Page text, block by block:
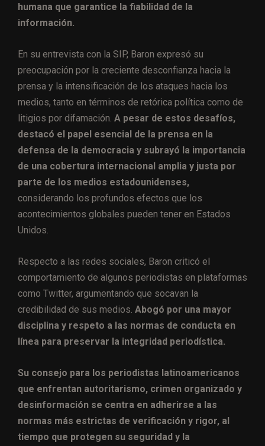
humana que garantice la fiabilidad de la
información.
En su entrevista con la SIP, Baron expresó su
preocupación por la creciente desconfianza hacia la
prensa y la intensificación de los ataques hacia los
medios, tanto en términos de retórica política como de
litigios por difamación. A pesar de estos desafíos,
destacó el papel esencial de la prensa en la
defensa de la democracia y subrayó la importancia
de una cobertura internacional amplia y justa por
parte de los medios estadounidenses,
considerando los profundos efectos que los
acontecimientos globales pueden tener en Estados
Unidos.
Respecto a las redes sociales, Baron criticó el
comportamiento de algunos periodistas en plataformas
como Twitter, argumentando que socavan la
credibilidad de sus medios. Abogó por una mayor
disciplina y respeto a las normas de conducta en
línea para preservar la integridad periodística.
Su consejo para los periodistas latinoamericanos
que enfrentan autoritarismo, crimen organizado y
desinformación se centra en adherirse a las
normas más estrictas de verificación y rigor, al
tiempo que protegen su seguridad y la